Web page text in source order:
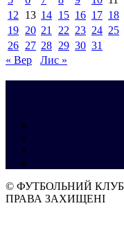
12
13 14 15 16 17 18
19 20 21 22 23 24 25
26 27 28 29 30 31
« Вер
Лис »
© ФУТБОЛЬНИЙ КЛУБ
ПРАВА ЗАХИЩЕНІ